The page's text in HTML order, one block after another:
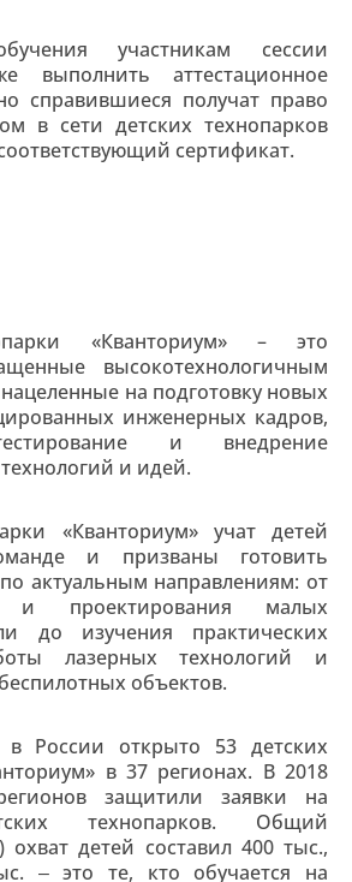
участникам сессии
выполнить аттестационное
справившиеся получат право
в сети детских технопарков
сертификат.
«Кванториум» – это
высокотехнологичным
на подготовку новых
инженерных кадров,
и внедрение
и идей.
«Кванториум» учат детей
и призваны готовить
актуальным направлениям: от
и проектирования малых
до изучения практических
лазерных технологий и
объектов.
России открыто 53 детских
в 37 регионах. В 2018
защитили заявки на
технопарков. Общий
охват детей составил 400 тыс.,
‒ это те, кто обучается на